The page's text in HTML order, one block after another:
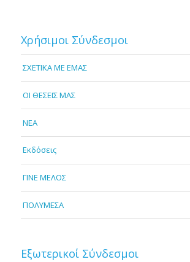
Χρήσιμοι Σύνδεσμοι
ΣΧΕΤΙΚΑ ΜΕ ΕΜΑΣ
OI ΘΕΣΕΙΣ ΜΑΣ
NEA
Εκδόσεις
ΓΙΝΕ ΜΕΛΟΣ
ΠΟΛΥΜΕΣΑ
Εξωτερικοί Σύνδεσμοι